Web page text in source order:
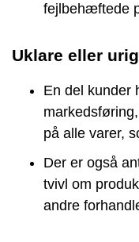
fejlbehæftede
Uklare eller
En del kunder
på alle varer,
Der er også
tvivl om
andre